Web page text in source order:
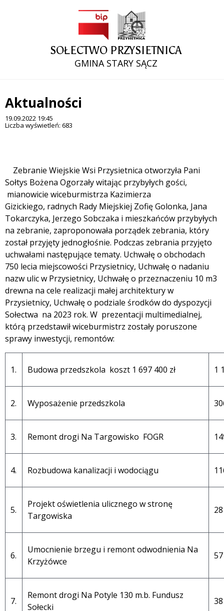
SOŁECTWO PRZYSIETNICA
GMINA STARY SĄCZ
Aktualności
19.09.2022 19:45
Liczba wyświetleń: 683
Zebranie Wiejskie Wsi Przysietnica otworzyła Pani
Sołtys Bożena Ogorzały witając przybyłych gości,
mianowicie wiceburmistrza Kazimierza
Gizickiego, radnych Rady Miejskiej Zofię Golonka, Jana
Tokarczyka, Jerzego Sobczaka i mieszkańców przybyłych
na zebranie, zaproponowała porządek zebrania, który
został przyjęty jednogłośnie. Podczas zebrania przyjęto
uchwałami następujące tematy. Uchwałę o obchodach
750 lecia miejscowości Przysietnicy, Uchwałę o nadaniu
nazw ulic w Przysietnicy, Uchwałę o przeznaczeniu 10 m3
drewna na cele realizacji małej architektury w
Przysietnicy, Uchwałę o podziale środków do dyspozycji
Sołectwa na 2023 rok. W prezentacji multimedialnej,
którą przedstawił wiceburmistrz zostały poruszone
sprawy inwestycji, remontów:
1. Budowa przedszkola koszt 1 697 400 zł 1
2. Wyposażenie przedszkola
3. Remont drogi Na Targowisko FOGR
4. Rozbudowa kanalizacji i wodociągu
5.
Projekt oświetlenia ulicznego w stronę
Targowiska
6.
Umocnienie brzegu i remont odwodnienia Na
Krzyżówce
7.
Remont drogi Na Potyle 130 m.b. Fundusz
Sołecki